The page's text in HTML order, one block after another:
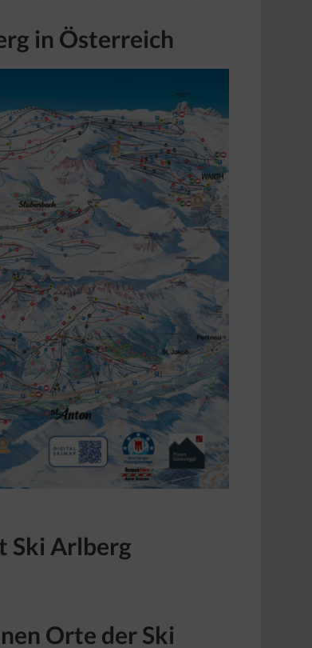
in Österreich
Ski Arlberg
Orte der Ski